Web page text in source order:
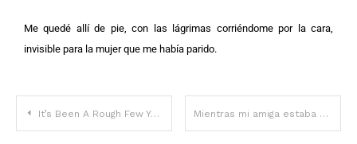
Me quedé allí de pie, con las lágrimas corriéndome por la cara,
invisible para la mujer que me había parido.
It’s Been A Rough Few Years For Simon Cowell, And They Changed His Life Mientras mi amiga estaba de viaje, descubrí que su esposo la engañaba y conspiraba para robarle la casa, pero ella se volvió contra mí – Historia del día